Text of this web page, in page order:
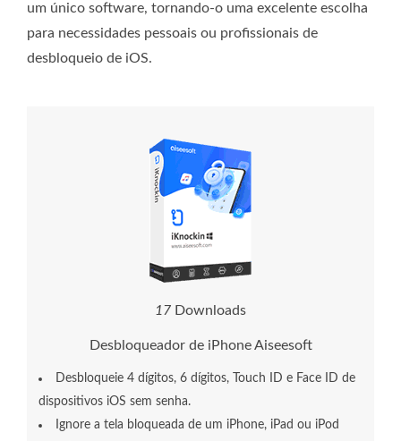
um único software, tornando-o uma excelente escolha
para necessidades pessoais ou profissionais de
desbloqueio de iOS.
18 Downloads
Desbloqueador de iPhone Aiseesoft
Desbloqueie 4 dígitos, 6 dígitos, Touch ID e Face ID de
dispositivos iOS sem senha.
Ignore a tela bloqueada de um iPhone, iPad ou iPod